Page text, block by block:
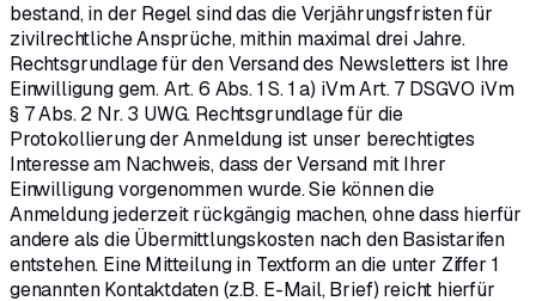
bestand, in der Regel sind das die Verjährungsfristen für
zivilrechtliche Ansprüche, mithin maximal drei Jahre.
Rechtsgrundlage für den Versand des Newsletters ist Ihre
Einwilligung gem. Art. 6 Abs. 1 S. 1 a) iVm Art. 7 DSGVO iVm
§ 7 Abs. 2 Nr. 3 UWG. Rechtsgrundlage für die
Protokollierung der Anmeldung ist unser berechtigtes
Interesse am Nachweis, dass der Versand mit Ihrer
Einwilligung vorgenommen wurde. Sie können die
Anmeldung jederzeit rückgängig machen, ohne dass hierfür
andere als die Übermittlungskosten nach den Basistarifen
entstehen. Eine Mitteilung in Textform an die unter Ziffer 1
genannten Kontaktdaten (z.B. E-Mail, Brief) reicht hierfür